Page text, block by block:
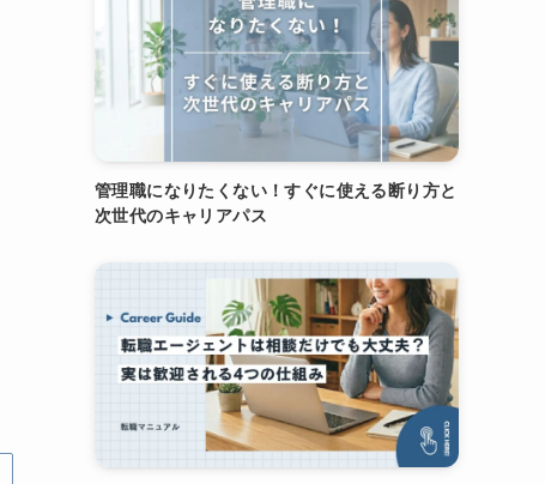
管理職になりたくない！すぐに使える断り方と
次世代のキャリアパス